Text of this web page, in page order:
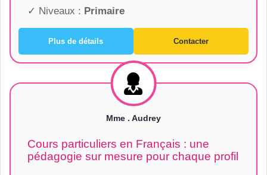
✓ Niveaux : Primaire
Plus de détails Contacter
Mme . Audrey
Cours particuliers en Français : une
pédagogie sur mesure pour chaque profil